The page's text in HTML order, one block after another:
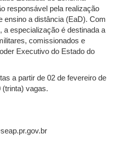
responsável pela realização
ensino a distância (EaD). Com
a especialização é destinada a
comissionados e
Executivo do Estado do
a partir de 02 de fevereiro de
(trinta) vagas.